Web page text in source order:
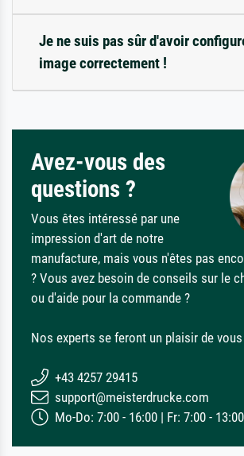
Je ne suis pas sûr d'avoir
image correctement !
Avez-vous des
questions ?
Vous êtes intéressé par une
impression d'art de notre
manufacture, mais vous n'êtes pas
? Vous avez besoin de conseils sur le
ou d'aide pour la commande ?
Nos experts se feront un plaisir de vous
+43 4257 29415
support@meisterdrucke.com
Mo-Do: 7:00 - 16:00 | Fr: 7:00 - 13:00